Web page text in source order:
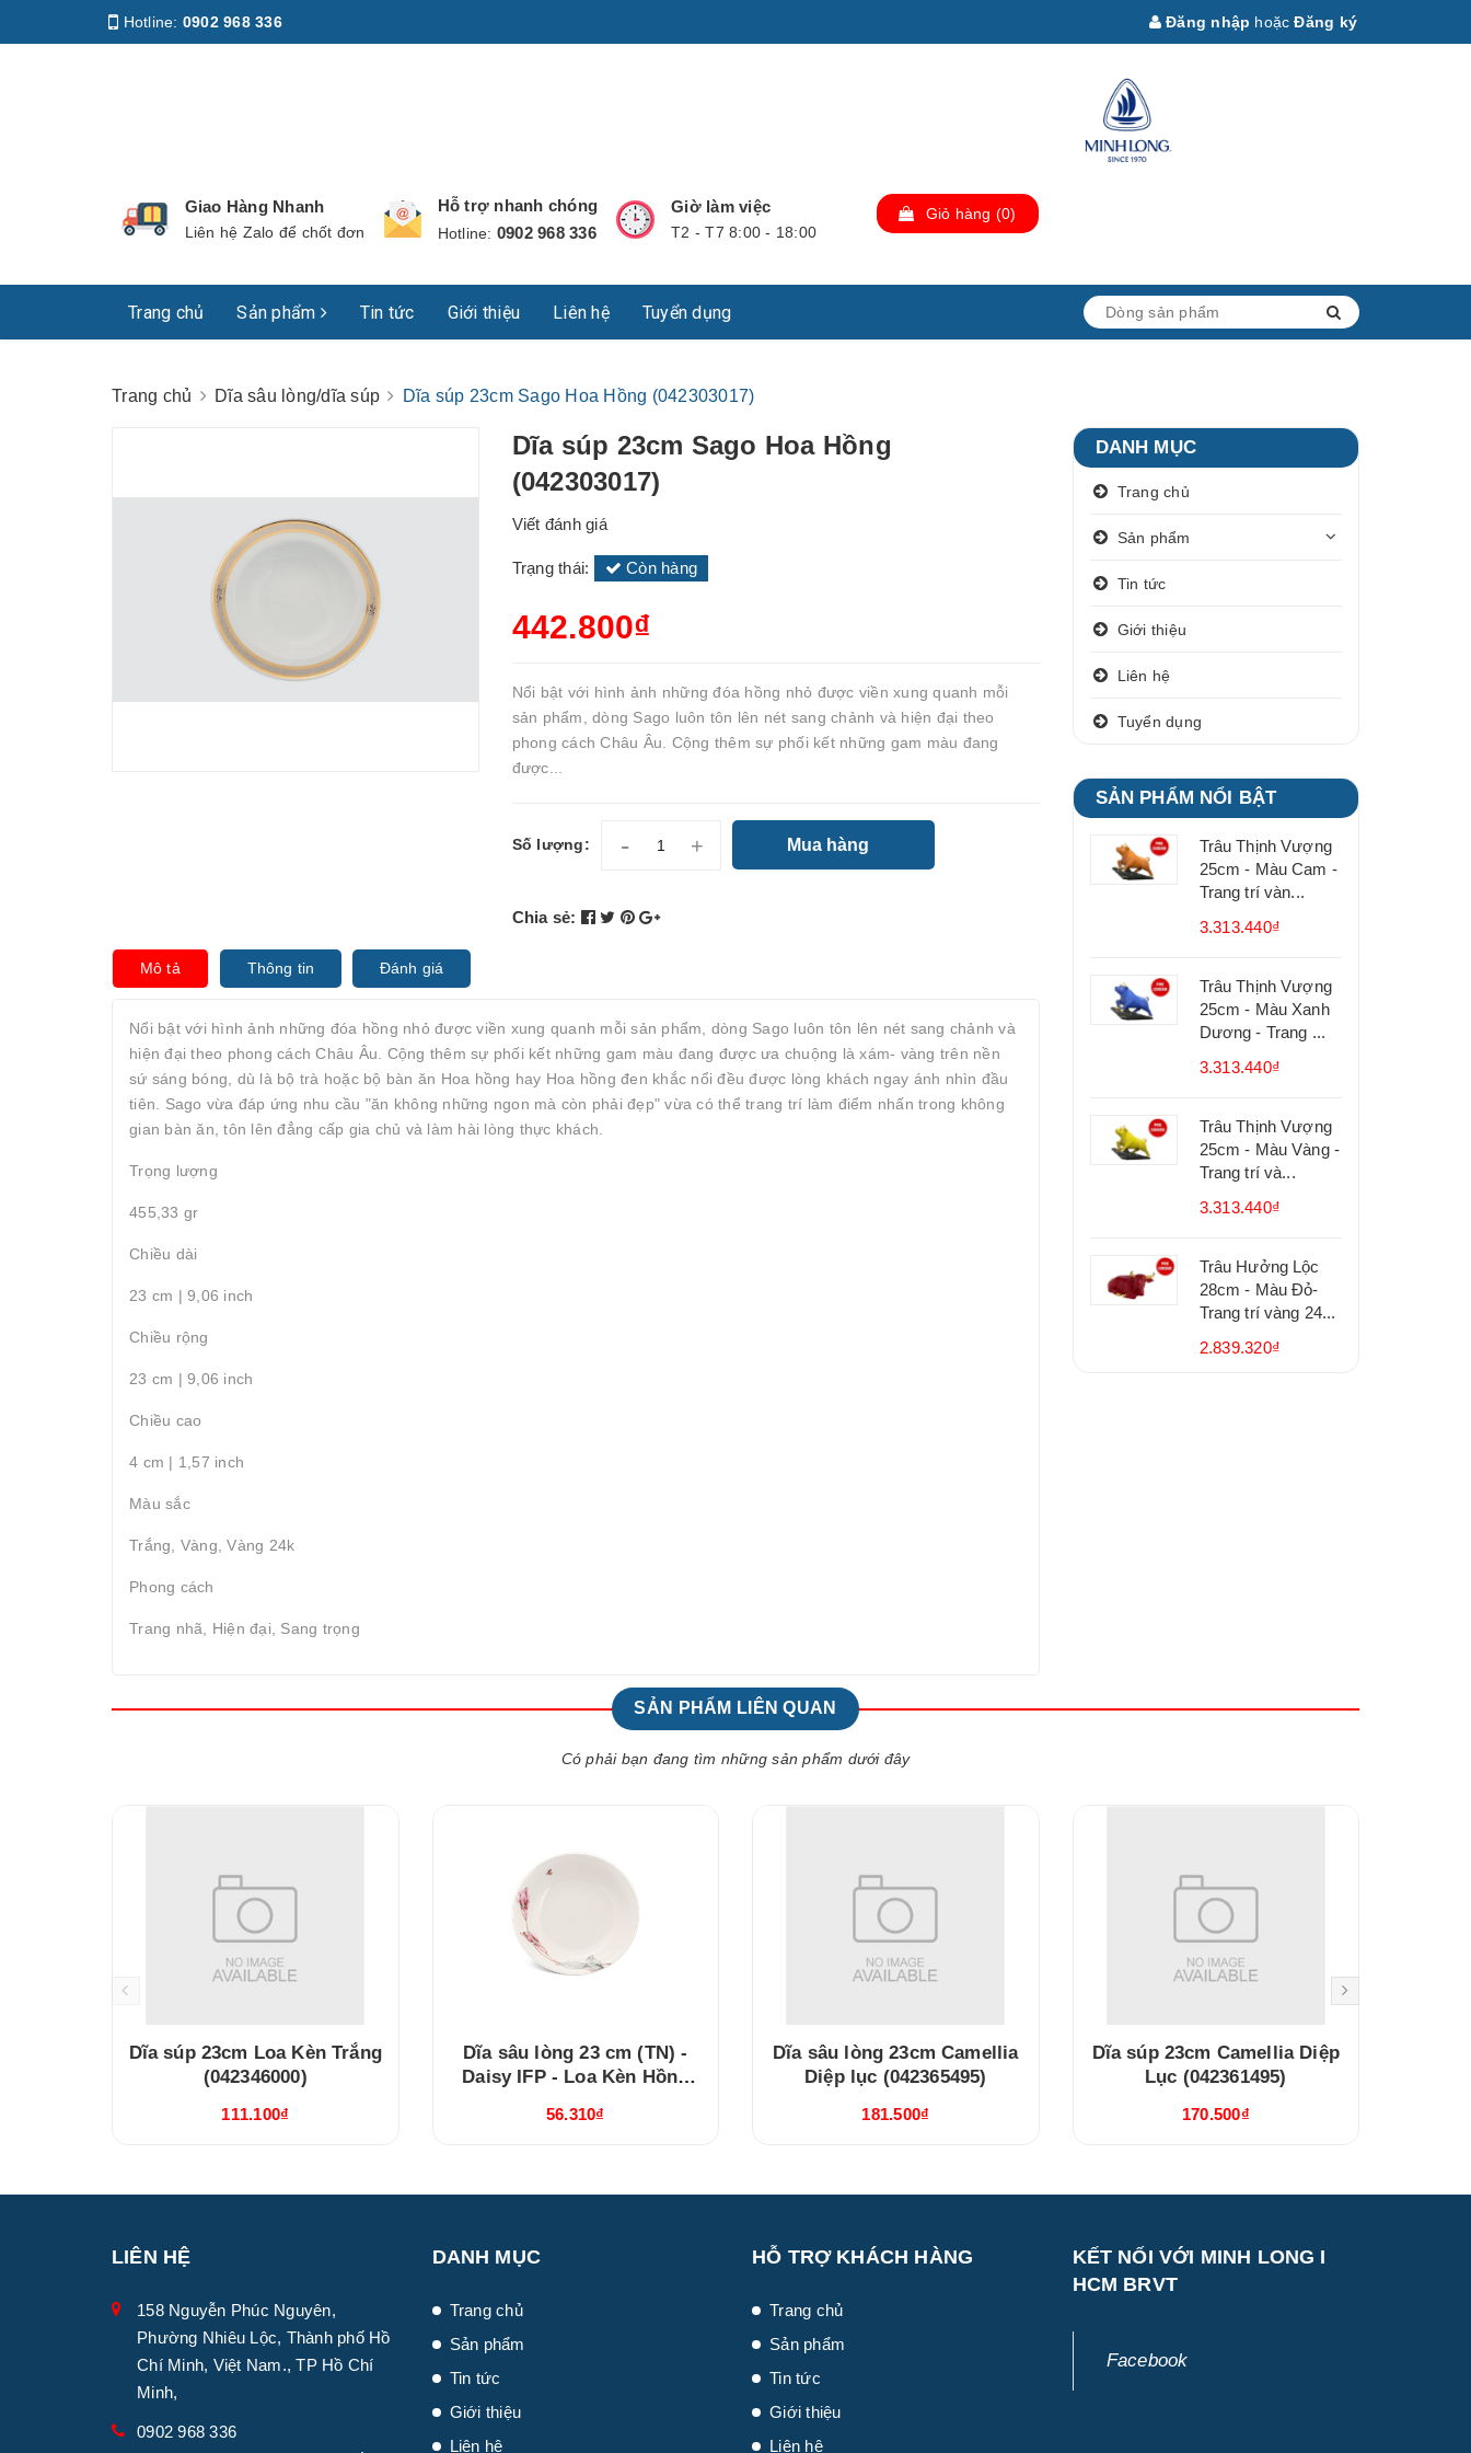
Hotline: 0902 968 336 Đăng nhập hoặc Đăng ký
Giao Hàng Nhanh
Liên hệ Zalo để chốt đơn
Hỗ trợ nhanh chóng
Hotline: 0902 968 336
Giờ làm việc
T2 - T7 8:00 - 18:00
Giỏ hàng (0)
Trang chủ Sản phẩm Tin tức Giới thiệu Liên hệ Tuyển dụng
Trang chủ Dĩa sâu lòng/dĩa súp Dĩa súp 23cm Sago Hoa Hồng (042303017)
Dĩa súp 23cm Sago Hoa Hồng
(042303017)
Viết đánh giá
Trạng thái: Còn hàng
442.800₫
Nổi bật với hình ảnh những đóa hồng nhỏ được viền xung quanh mỗi
sản phẩm, dòng Sago luôn tôn lên nét sang chảnh và hiện đại theo
phong cách Châu Âu. Cộng thêm sự phối kết những gam màu đang
được...
Số lượng: - + Mua hàng
Chia sẻ:
Mô tả Thông tin Đánh giá
Nổi bật với hình ảnh những đóa hồng nhỏ được viền xung quanh mỗi sản phẩm, dòng Sago luôn tôn lên nét sang chảnh và
hiện đại theo phong cách Châu Âu. Cộng thêm sự phối kết những gam màu đang được ưa chuộng là xám- vàng trên nền
sứ sáng bóng, dù là bộ trà hoặc bộ bàn ăn Hoa hồng hay Hoa hồng đen khắc nổi đều được lòng khách ngay ánh nhìn đầu
tiên. Sago vừa đáp ứng nhu cầu "ăn không những ngon mà còn phải đẹp" vừa có thể trang trí làm điểm nhấn trong không
gian bàn ăn, tôn lên đẳng cấp gia chủ và làm hài lòng thực khách.
Trọng lượng
455,33 gr
Chiều dài
23 cm | 9,06 inch
Chiều rộng
23 cm | 9,06 inch
Chiều cao
4 cm | 1,57 inch
Màu sắc
Trắng, Vàng, Vàng 24k
Phong cách
Trang nhã, Hiện đại, Sang trọng
DANH MỤC
Trang chủ
Sản phẩm
Tin tức
Giới thiệu
Liên hệ
Tuyển dụng
SẢN PHẨM NỔI BẬT
Trâu Thịnh Vượng
25cm - Màu Cam -
Trang trí vàn...
3.313.440₫
Trâu Thịnh Vượng
25cm - Màu Xanh
Dương - Trang ...
3.313.440₫
Trâu Thịnh Vượng
25cm - Màu Vàng -
Trang trí và...
3.313.440₫
Trâu Hưởng Lộc
28cm - Màu Đỏ-
Trang trí vàng 24...
2.839.320₫
SẢN PHẨM LIÊN QUAN
Có phải bạn đang tìm những sản phẩm dưới đây
Dĩa súp 23cm Loa Kèn Trắng
(042346000)
111.100₫
Dĩa sâu lòng 23 cm (TN) -
Daisy IFP - Loa Kèn Hồng
56.310₫
Dĩa sâu lòng 23cm Camellia
Diệp lục (042365495)
181.500₫
Dĩa súp 23cm Camellia Diệp
Lục (042361495)
170.500₫
LIÊN HỆ
158 Nguyễn Phúc Nguyên,
Phường Nhiêu Lộc, Thành phố Hồ
Chí Minh, Việt Nam., TP Hồ Chí
Minh,
0902 968 336
DANH MỤC
Trang chủ
Sản phẩm
Tin tức
Giới thiệu
Liên hệ
HỖ TRỢ KHÁCH HÀNG
Trang chủ
Sản phẩm
Tin tức
Giới thiệu
Liên hệ
KẾT NỐI VỚI MINH LONG I
HCM BRVT
Facebook